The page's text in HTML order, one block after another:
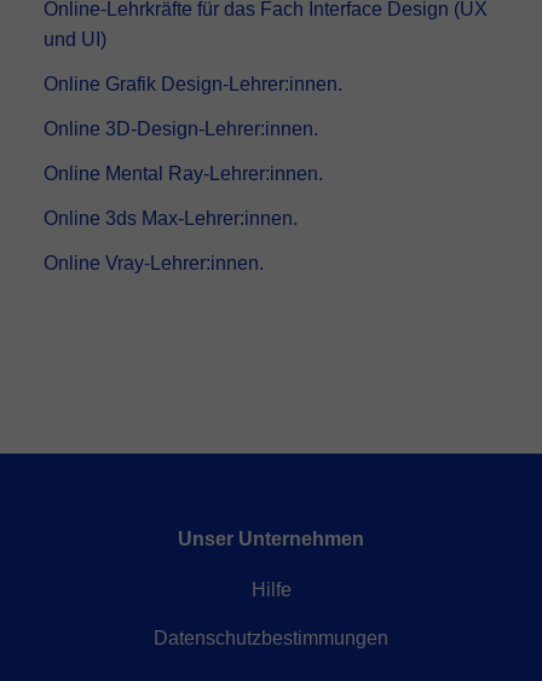
Online-Lehrkräfte für das Fach Interface Design (UX
und UI)
Online Grafik Design-Lehrer:innen.
Online 3D-Design-Lehrer:innen.
Online Mental Ray-Lehrer:innen.
Online 3ds Max-Lehrer:innen.
Online Vray-Lehrer:innen.
Unser Unternehmen
Hilfe
Datenschutzbestimmungen